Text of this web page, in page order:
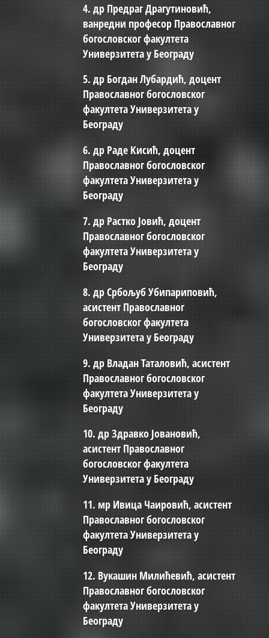
4. др Предраг Драгутиновић,
ванредни професор Православног
богословског факултета
Универзитета у Београду
5. др Богдан Лубардић, доцент
Православног богословског
факултета Универзитета у
Београду
6. др Раде Кисић, доцент
Православног богословског
факултета Универзитета у
Београду
7. др Растко Јовић, доцент
Православног богословског
факултета Универзитета у
Београду
8. др Србољуб Убипариповић,
асистент Православног
богословског факултета
Универзитета у Београду
9. др Владан Таталовић, асистент
Православног богословског
факултета Универзитета у
Београду
10. др Здравко Јовановић,
асистент Православног
богословског факултета
Универзитета у Београду
11. мр Ивица Чаировић, асистент
Православног богословског
факултета Универзитета у
Београду
12. Вукашин Милићевић, асистент
Православног богословског
факултета Универзитета у
Београду